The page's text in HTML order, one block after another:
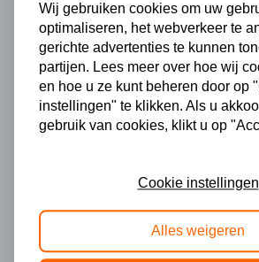
Vanaf
€ 844
per maand
Wij gebruiken cookies om uw
optimaliseren, het webverkeer te
gerichte advertenties te kunnen
partijen. Lees meer over hoe wij
en hoe u ze kunt beheren door op
instellingen" te klikken. Als u
gebruik van cookies, klikt u op
Cookie instellingen
Alles weigeren